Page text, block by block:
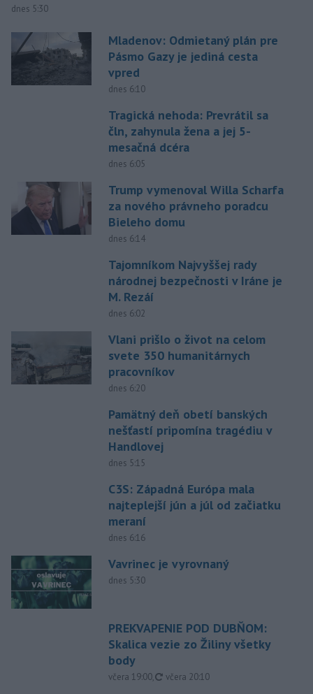
dnes 5:30
Mladenov: Odmietaný plán pre
Pásmo Gazy je jediná cesta
vpred
dnes 6:10
Tragická nehoda: Prevrátil sa
čln, zahynula žena a jej 5-
mesačná dcéra
dnes 6:05
Trump vymenoval Willa Scharfa
za nového právneho poradcu
Bieleho domu
dnes 6:14
Tajomníkom Najvyššej rady
národnej bezpečnosti v Iráne je
M. Rezáí
dnes 6:02
Vlani prišlo o život na celom
svete 350 humanitárnych
pracovníkov
dnes 6:20
Pamätný deň obetí banských
nešťastí pripomína tragédiu v
Handlovej
dnes 5:15
C3S: Západná Európa mala
najteplejší jún a júl od začiatku
meraní
dnes 6:16
Vavrinec je vyrovnaný
dnes 5:30
PREKVAPENIE POD DUBŇOM:
Skalica vezie zo Žiliny všetky
body
včera 19:00, aktualizované
včera 20:10